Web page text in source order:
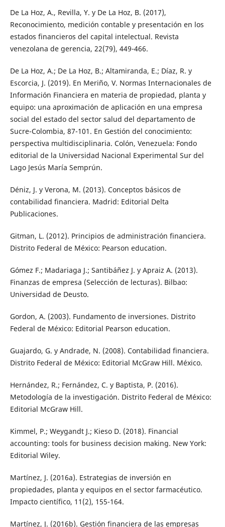
De La Hoz, A., Revilla, Y. y De La Hoz, B. (2017),
Reconocimiento, medición contable y presentación en los
estados financieros del capital intelectual. Revista
venezolana de gerencia, 22(79), 449-466.
De La Hoz, A.; De La Hoz, B.; Altamiranda, E.; Díaz, R. y
Escorcia, J. (2019). En Meriño, V. Normas Internacionales de
Información Financiera en materia de propiedad, planta y
equipo: una aproximación de aplicación en una empresa
social del estado del sector salud del departamento de
Sucre-Colombia, 87-101. En Gestión del conocimiento:
perspectiva multidisciplinaria. Colón, Venezuela: Fondo
editorial de la Universidad Nacional Experimental Sur del
Lago Jesús María Semprún.
Déniz, J. y Verona, M. (2013). Conceptos básicos de
contabilidad financiera. Madrid: Editorial Delta
Publicaciones.
Gitman, L. (2012). Principios de administración financiera.
Distrito Federal de México: Pearson education.
Gómez F.; Madariaga J.; Santibáñez J. y Apraiz A. (2013).
Finanzas de empresa (Selección de lecturas). Bilbao:
Universidad de Deusto.
Gordon, A. (2003). Fundamento de inversiones. Distrito
Federal de México: Editorial Pearson education.
Guajardo, G. y Andrade, N. (2008). Contabilidad financiera.
Distrito Federal de México: Editorial McGraw Hill. México.
Hernández, R.; Fernández, C. y Baptista, P. (2016).
Metodología de la investigación. Distrito Federal de México:
Editorial McGraw Hill.
Kimmel, P.; Weygandt J.; Kieso D. (2018). Financial
accounting: tools for business decision making. New York:
Editorial Wiley.
Martínez, J. (2016a). Estrategias de inversión en
propiedades, planta y equipos en el sector farmacéutico.
Impacto científico, 11(2), 155-164.
Martínez, J. (2016b). Gestión financiera de las empresas